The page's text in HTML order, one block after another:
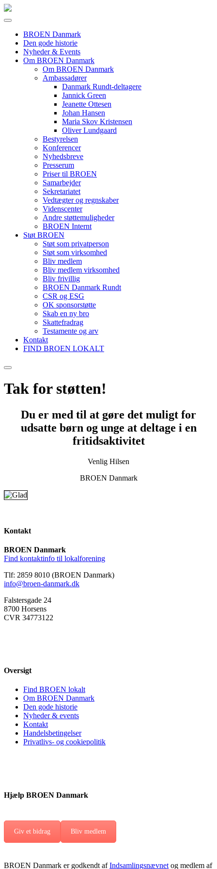
BROEN Danmark
Den gode historie
Nyheder & Events
Om BROEN Danmark
Om BROEN Danmark
Ambassadører
Danmark Rundt-deltagere
Jannick Green
Jeanette Ottesen
Johan Hansen
Maria Skov Kristensen
Oliver Lundgaard
Bestyrelsen
Konferencer
Nyhedsbreve
Presserum
Priser til BROEN
Samarbejder
Sekretariatet
Vedtægter og regnskaber
Videnscenter
Andre støttemuligheder
BROEN Internt
Støt BROEN
Støt som privatperson
Støt som virksomhed
Bliv medlem
Bliv medlem virksomhed
Bliv frivillig
BROEN Danmark Rundt
CSR og ESG
OK sponsorstøtte
Skab en ny bro
Skattefradrag
Testamente og arv
Kontakt
FIND BROEN LOKALT
Tak for støtten!
Du er med til at gøre det muligt for
udsatte børn og unge at deltage i en
fritidsaktivitet
Venlig Hilsen
BROEN Danmark
Kontakt
BROEN Danmark
Find kontaktinfo til lokalforening
Tlf: 2859 8010 (BROEN Danmark)
info@broen-danmark.dk
Falstersgade 24
8700 Horsens
CVR 34773122
Oversigt
Find BROEN lokalt
Om BROEN Danmark
Den gode historie
Nyheder & events
Kontakt
Handelsbetingelser
Privatlivs- og cookiepolitik
Hjælp BROEN Danmark
Giv et bidrag Bliv medlem
BROEN Danmark er godkendt afIndsamlingsnævnet og medlem af